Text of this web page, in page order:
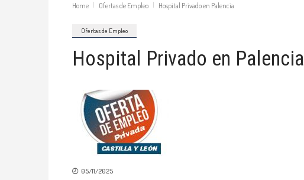
Home Ofertas de Empleo Hospital Privado en Palencia
Ofertas de Empleo
Hospital Privado en Palencia
05/11/2025